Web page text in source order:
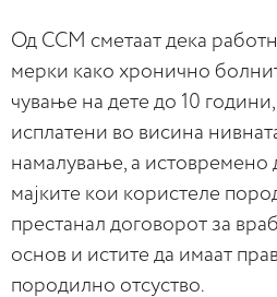
Од ССМ сметаат дека
мерки како хронично
чување на дете до 10
исплатени во висина
намалување, а истовремено
мајките кои користеле
престанал договорот за
основ и истите да имаат
породилно отсуство.